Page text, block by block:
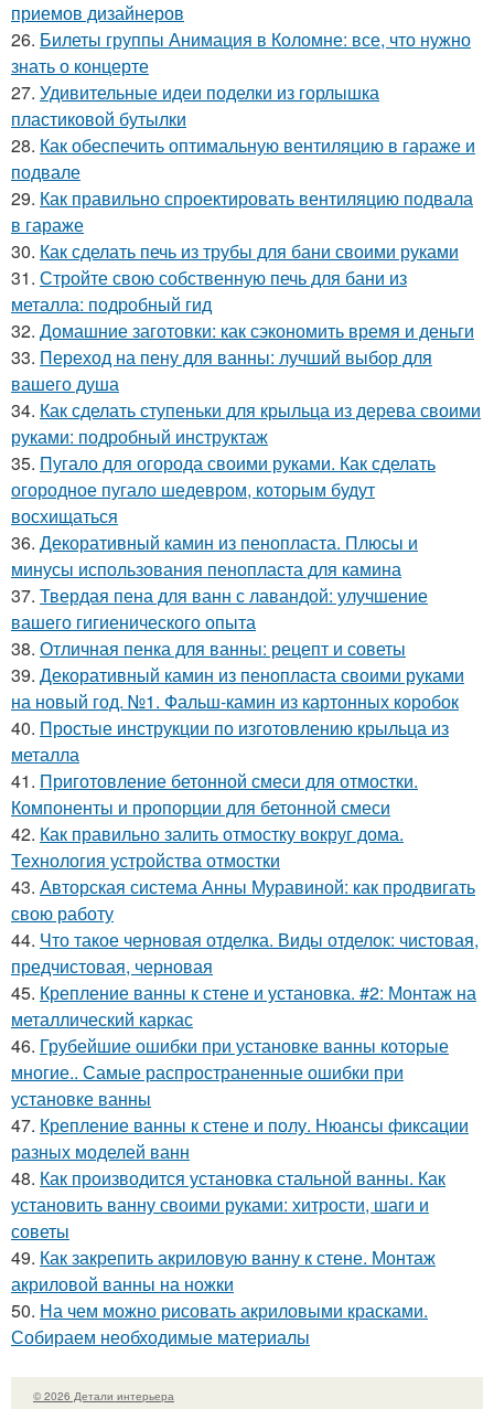
приемов дизайнеров
26. Билеты группы Анимация в Коломне: все, что нужно
знать о концерте
27. Удивительные идеи поделки из горлышка
пластиковой бутылки
28. Как обеспечить оптимальную вентиляцию в гараже и
подвале
29. Как правильно спроектировать вентиляцию подвала
в гараже
30. Как сделать печь из трубы для бани своими руками
31. Стройте свою собственную печь для бани из
металла: подробный гид
32. Домашние заготовки: как сэкономить время и деньги
33. Переход на пену для ванны: лучший выбор для
вашего душа
34. Как сделать ступеньки для крыльца из дерева своими
руками: подробный инструктаж
35. Пугало для огорода своими руками. Как сделать
огородное пугало шедевром, которым будут
восхищаться
36. Декоративный камин из пенопласта. Плюсы и
минусы использования пенопласта для камина
37. Твердая пена для ванн с лавандой: улучшение
вашего гигиенического опыта
38. Отличная пенка для ванны: рецепт и советы
39. Декоративный камин из пенопласта своими руками
на новый год. №1. Фальш-камин из картонных коробок
40. Простые инструкции по изготовлению крыльца из
металла
41. Приготовление бетонной смеси для отмостки.
Компоненты и пропорции для бетонной смеси
42. Как правильно залить отмостку вокруг дома.
Технология устройства отмостки
43. Авторская система Анны Муравиной: как продвигать
свою работу
44. Что такое черновая отделка. Виды отделок: чистовая,
предчистовая, черновая
45. Крепление ванны к стене и установка. #2: Монтаж на
металлический каркас
46. Грубейшие ошибки при установке ванны которые
многие.. Самые распространенные ошибки при
установке ванны
47. Крепление ванны к стене и полу. Нюансы фиксации
разных моделей ванн
48. Как производится установка стальной ванны. Как
установить ванну своими руками: хитрости, шаги и
советы
49. Как закрепить акриловую ванну к стене. Монтаж
акриловой ванны на ножки
50. На чем можно рисовать акриловыми красками.
Собираем необходимые материалы
© 2026 Детали интерьера